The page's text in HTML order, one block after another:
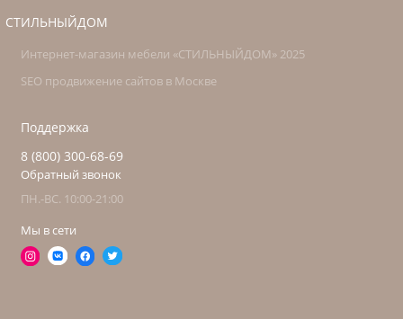
СТИЛЬНЫЙДОМ
Интернет-магазин мебели «СТИЛЬНЫЙДОМ» 2025
SEO продвижение сайтов в Москве
Поддержка
8 (800) 300-68-69
Обратный звонок
ПН.-ВС. 10:00-21:00
Мы в сети